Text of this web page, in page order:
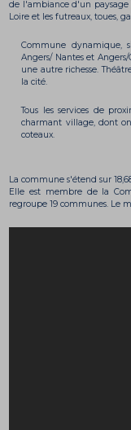
de l'ambiance d'un
Loire et les futreaux, toues,
Commune dynamique,
Angers/ Nantes et Angers/
une autre richesse.
la cité.
Tous les services de
charmant village, dont
coteaux.
La commune s'étend sur
Elle est membre de la
regroupe 19 communes. Le